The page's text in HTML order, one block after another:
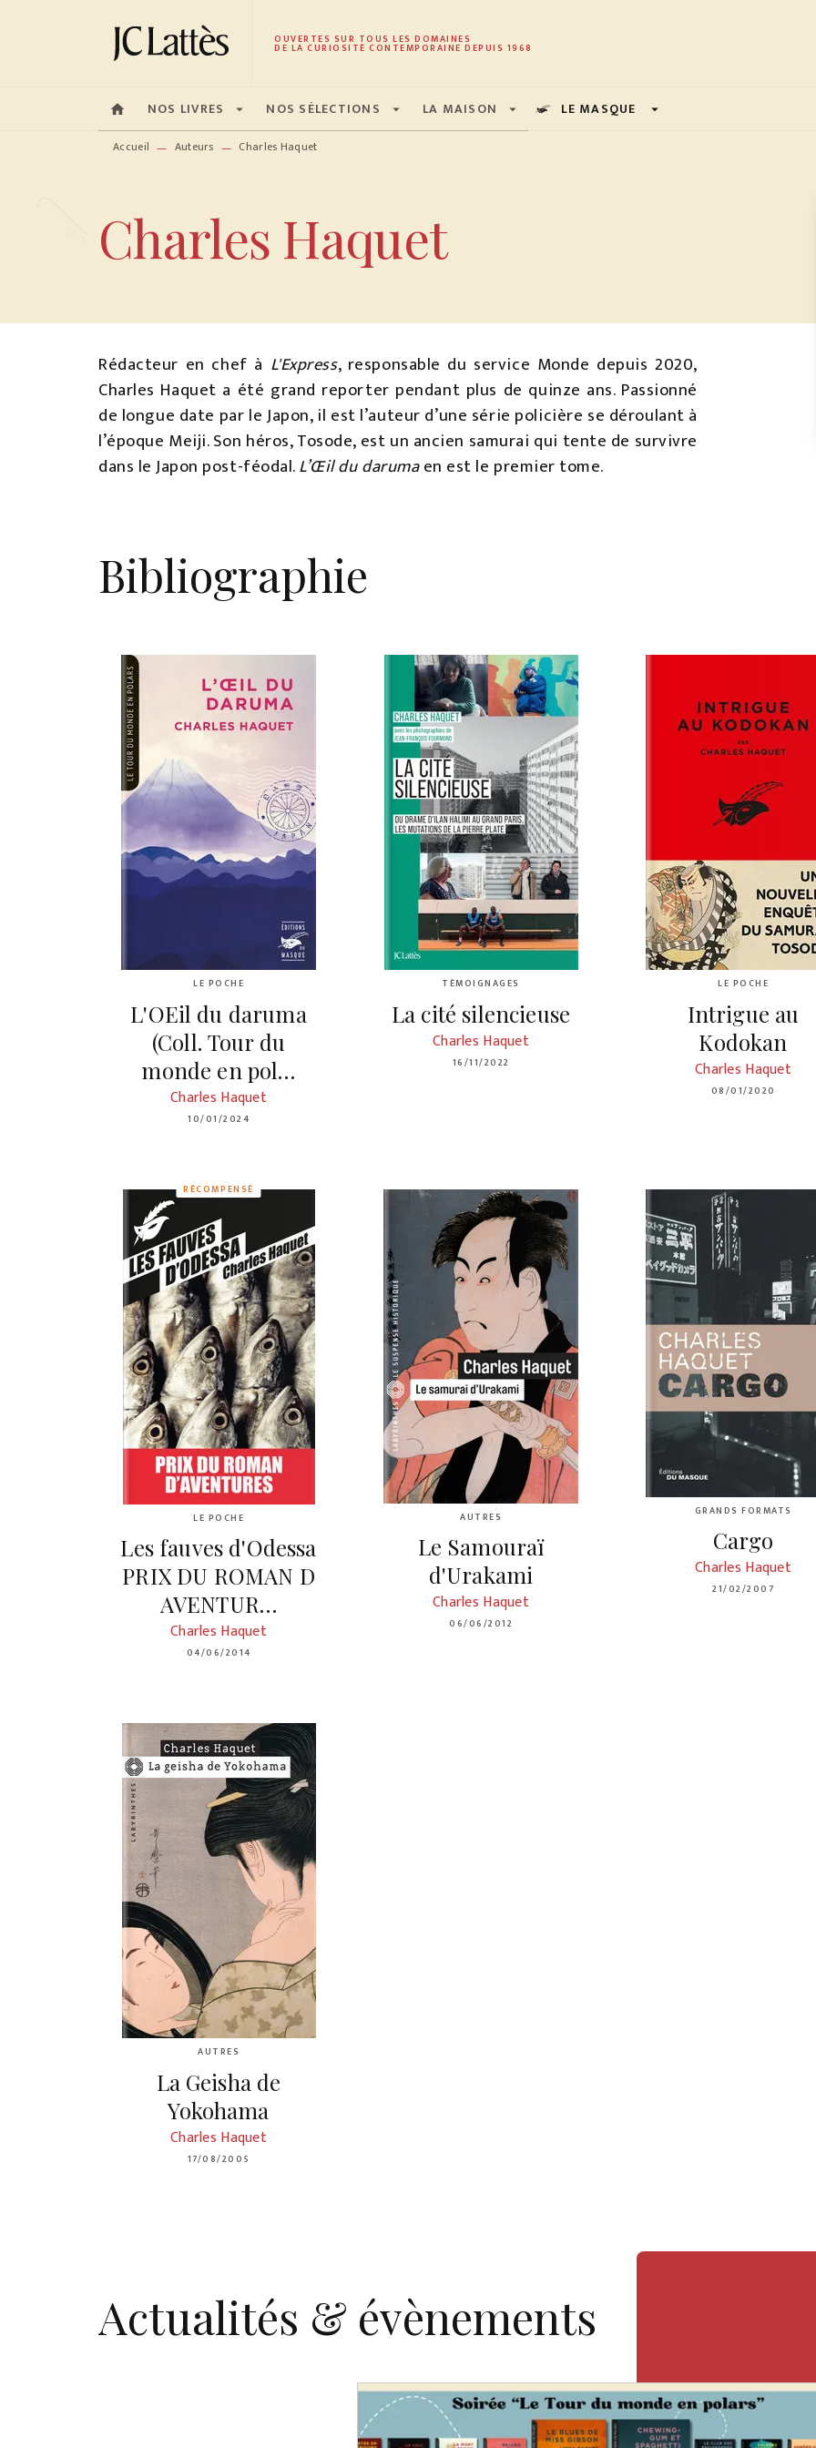
MENU RECHERCHE CONTENU PIED DE PAGE
OUVERTES SUR TOUS LES DOMAINES
DE LA CURIOSITÉ CONTEMPORAINE DEPUIS 1968
home NOS LIVRES arrow_drop_down NOS SÉLECTIONS arrow_drop_down LA MAISON arrow_drop_down LE MASQUE arrow_drop_down
Accueil — Auteurs — Charles Haquet
Charles Haquet
Rédacteur en chef à L'Express, responsable du service Monde depuis 2020,
Charles Haquet a été grand reporter pendant plus de quinze ans. Passionné
de longue date par le Japon, il est l’auteur d’une série policière se déroulant à
l’époque Meiji. Son héros, Tosode, est un ancien samurai qui tente de survivre
dans le Japon post-féodal.L’Œil du darumaen est le premier tome.
Bibliographie
LE POCHE
L'OEil du daruma
(Coll. Tour du
monde en pol…
Charles Haquet
10/01/2024
TÉMOIGNAGES
La cité silencieuse
Charles Haquet
16/11/2022
LE POCHE
Intrigue au
Kodokan
Charles Haquet
08/01/2020
RÉCOMPENSÉ
LE POCHE
Les fauves d'Odessa
PRIX DU ROMAN D
AVENTUR…
Charles Haquet
04/06/2014
AUTRES
Le Samouraï
d'Urakami
Charles Haquet
06/06/2012
GRANDS FORMATS
Cargo
Charles Haquet
21/02/2007
AUTRES
La Geisha de
Yokohama
Charles Haquet
17/08/2005
Actualités & évènements